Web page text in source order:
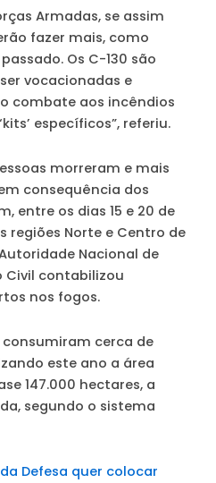
Armadas, se assim
fazer mais, como
Os C-130 são
vocacionadas e
combate aos incêndios
específicos”, referiu.
morreram e mais
consequência dos
entre os dias 15 e 20 de
regiões Norte e Centro de
Nacional de
Civil contabilizou
nos fogos.
cerca de
este ano a área
147.000 hectares, a
segundo o sistema
Defesa quer colocar